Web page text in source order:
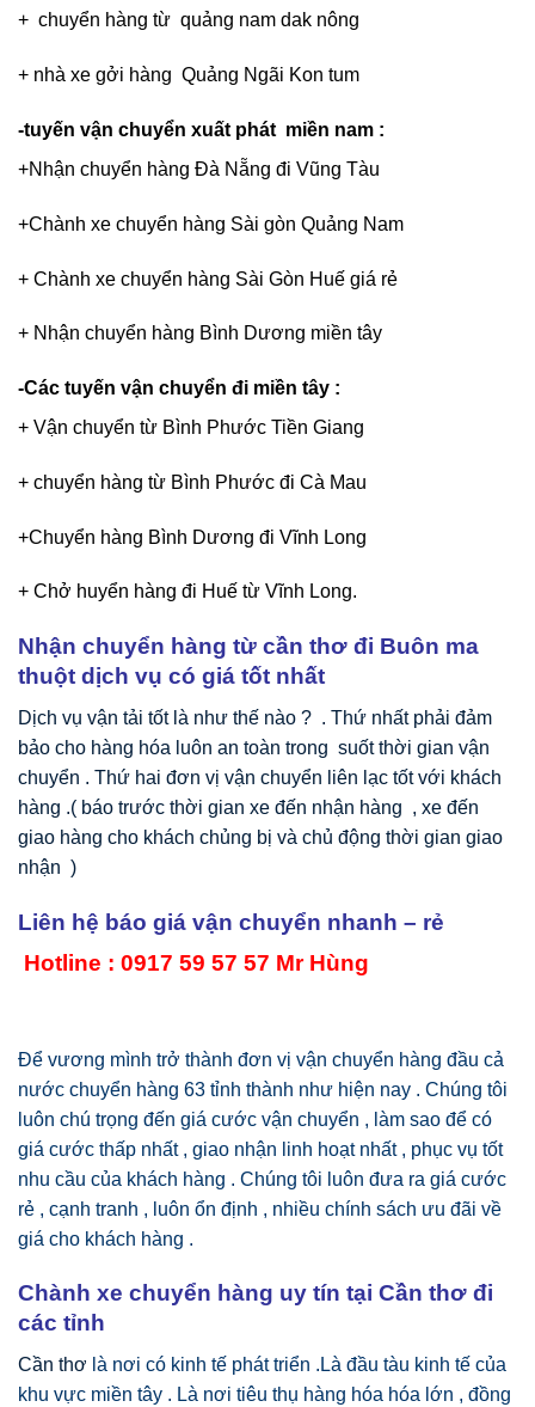
+ chuyển hàng từ quảng nam dak nông
+ nhà xe gởi hàng Quảng Ngãi Kon tum
-tuyến vận chuyển xuất phát miền nam :
+Nhận chuyển hàng Đà Nẵng đi Vũng Tàu
+Chành xe chuyển hàng Sài gòn Quảng Nam
+ Chành xe chuyển hàng Sài Gòn Huế giá rẻ
+ Nhận chuyển hàng Bình Dương miền tây
-Các tuyến vận chuyển đi miền tây :
+ Vận chuyển từ Bình Phước Tiền Giang
+ chuyển hàng từ Bình Phước đi Cà Mau
+Chuyển hàng Bình Dương đi Vĩnh Long
+ Chở huyển hàng đi Huế từ Vĩnh Long.
Nhận chuyển hàng từ cần thơ đi Buôn ma
thuột dịch vụ có giá tốt nhất
Dịch vụ vận tải tốt là như thế nào ? . Thứ nhất phải đảm
bảo cho hàng hóa luôn an toàn trong suốt thời gian vận
chuyển . Thứ hai đơn vị vận chuyển liên lạc tốt với khách
hàng .( báo trước thời gian xe đến nhận hàng , xe đến
giao hàng cho khách chủng bị và chủ động thời gian giao
nhận )
Liên hệ báo giá vận chuyển nhanh – rẻ
Hotline : 0917 59 57 57 Mr Hùng
Để vương mình trở thành đơn vị vận chuyển hàng đầu cả
nước chuyển hàng 63 tỉnh thành như hiện nay . Chúng tôi
luôn chú trọng đến giá cước vận chuyển , làm sao để có
giá cước thấp nhất , giao nhận linh hoạt nhất , phục vụ tốt
nhu cầu của khách hàng . Chúng tôi luôn đưa ra giá cước
rẻ , cạnh tranh , luôn ổn định , nhiều chính sách ưu đãi về
giá cho khách hàng .
Chành xe chuyển hàng uy tín tại Cần thơ đi
các tỉnh
Cần thơ là nơi có kinh tế phát triển .Là đầu tàu kinh tế của
khu vực miền tây . Là nơi tiêu thụ hàng hóa hóa lớn , đồng